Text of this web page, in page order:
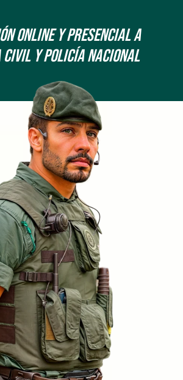
onLine y Presencial a
Civil y Policía Nacional